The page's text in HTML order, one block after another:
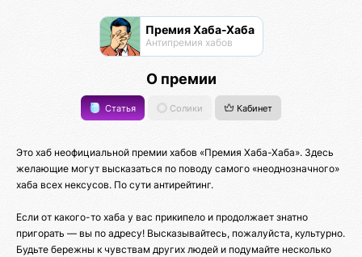
Премия Хаба-Хаба
Антипремия хабов
О премии
Статья Солики Кабинет
Это хаб неофициальной премии хабов «Премия Хаба-Хаба». Здесь
желающие могут высказаться по поводу самого «неоднозначного»
хаба всех нексусов. По сути антирейтинг.
Если от какого-то хаба у вас прикипело и продолжает знатно
пригорать — вы по адресу! Высказывайтесь, пожалуйста, культурно.
Будьте бережны к чувствам других людей и подумайте несколько